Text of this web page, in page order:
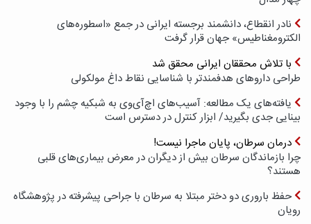
نادر انقطاع، دانشمند برجسته ایرانی در جمع «اسطوره‌های
الکترومغناطیس» جهان قرار گرفت
با تلاش محققان ایرانی محقق شد
طراحی داروهای هدفمندتر با شناسایی نقاط داغ مولکولی
یافته‌های یک مطالعه: آسیب‌های اچ‌آی‌وی به شبکیه چشم را با وجود
بینایی جدی بگیرید/ ابزار کنترل در دسترس است
درمان سرطان، پایان ماجرا نیست!
چرا بازماندگان سرطان بیش از دیگران در معرض بیماری‌های قلبی
هستند؟
حفظ باروری دو دختر مبتلا به سرطان با جراحی پیشرفته در پژوهشگاه
رویان